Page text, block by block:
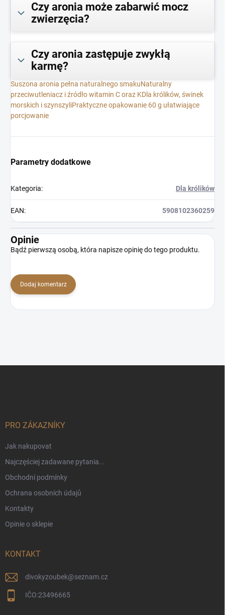
Czy aronia może zabarwić mocz
zwierzęcia?
Czy aronia zastępuje zwykłą
karmę?
Suszona aronia pełna naturalnego smakuNaturalny
przeciwutleniacz i źródło witamin C oraz KDla królików, świnek
morskich i szynszyliPraktyczne opakowanie 60 g ułatwiające
porcjowanie
Parametry dodatkowe
Kategoria: Dla królików
EAN: 5908102360259
Opinie
Bądź pierwszą osobą, która napisze opinię do tego produktu.
Dodaj komentarz
PRO ZÁKAZNÍKY
Jak nakupovat
Najczęściej zadawane pytania...
Obchodní podmínky
Ochrana osobních údajů
Kontakty
Opinie o sklepie
KONTAKT
divokyzoubek@seznam.cz
IČO:23496665